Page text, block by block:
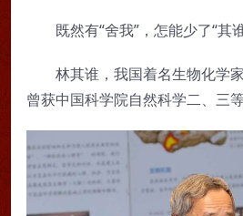
既然有“舍我”，怎能少了“其
林其谁，我国着名生物化学
曾获中国科学院自然科学二、三等